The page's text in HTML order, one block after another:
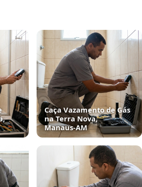
Caça Vazamento de Gás
na Terra Nova,
Manaus‑AM